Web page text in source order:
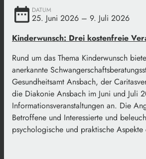
date_range DATUM
25. Juni 2026 – 9. Juli 2026
Kinderwunsch: Drei kostenfreie
Rund um das Thema Kinderwunsch
anerkannte
Gesundheitsamt Ansbach, der
die Diakonie Ansbach im Juni und Juli
Informationsveranstaltungen an. Die
Betroffene und Interessierte und
psychologische und praktische Aspekte